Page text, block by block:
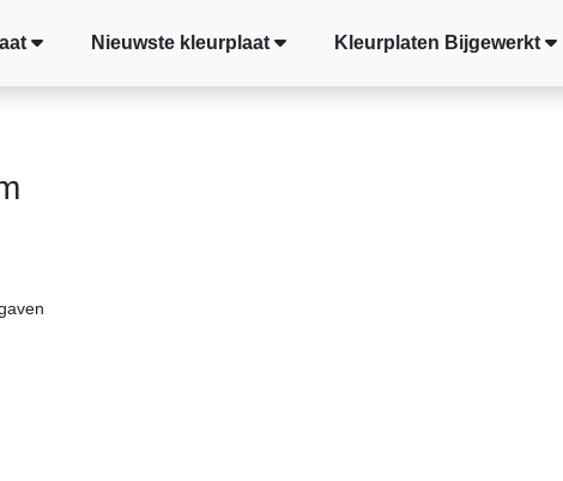
Nieuwste kleurplaat Kleurplaten Bijgewerkt